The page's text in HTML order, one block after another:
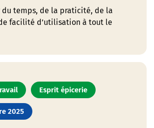
du temps, de la praticité, de la
facilité d’utilisation à tout le
Esprit épicerie
2025